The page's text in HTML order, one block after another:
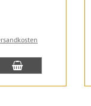
In den Warenkorb